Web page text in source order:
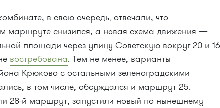
в свою очередь, отвечали, что
маршруте снизился, а новая схема движения —
площади через улицу Советскую вокруг 20 и 16
востребована. Тем не менее, варианты
Крюково с остальными зеленоградскими
в том числе, обсуждался и маршрут 25.
28-й маршрут, запустили новый по нынешнему